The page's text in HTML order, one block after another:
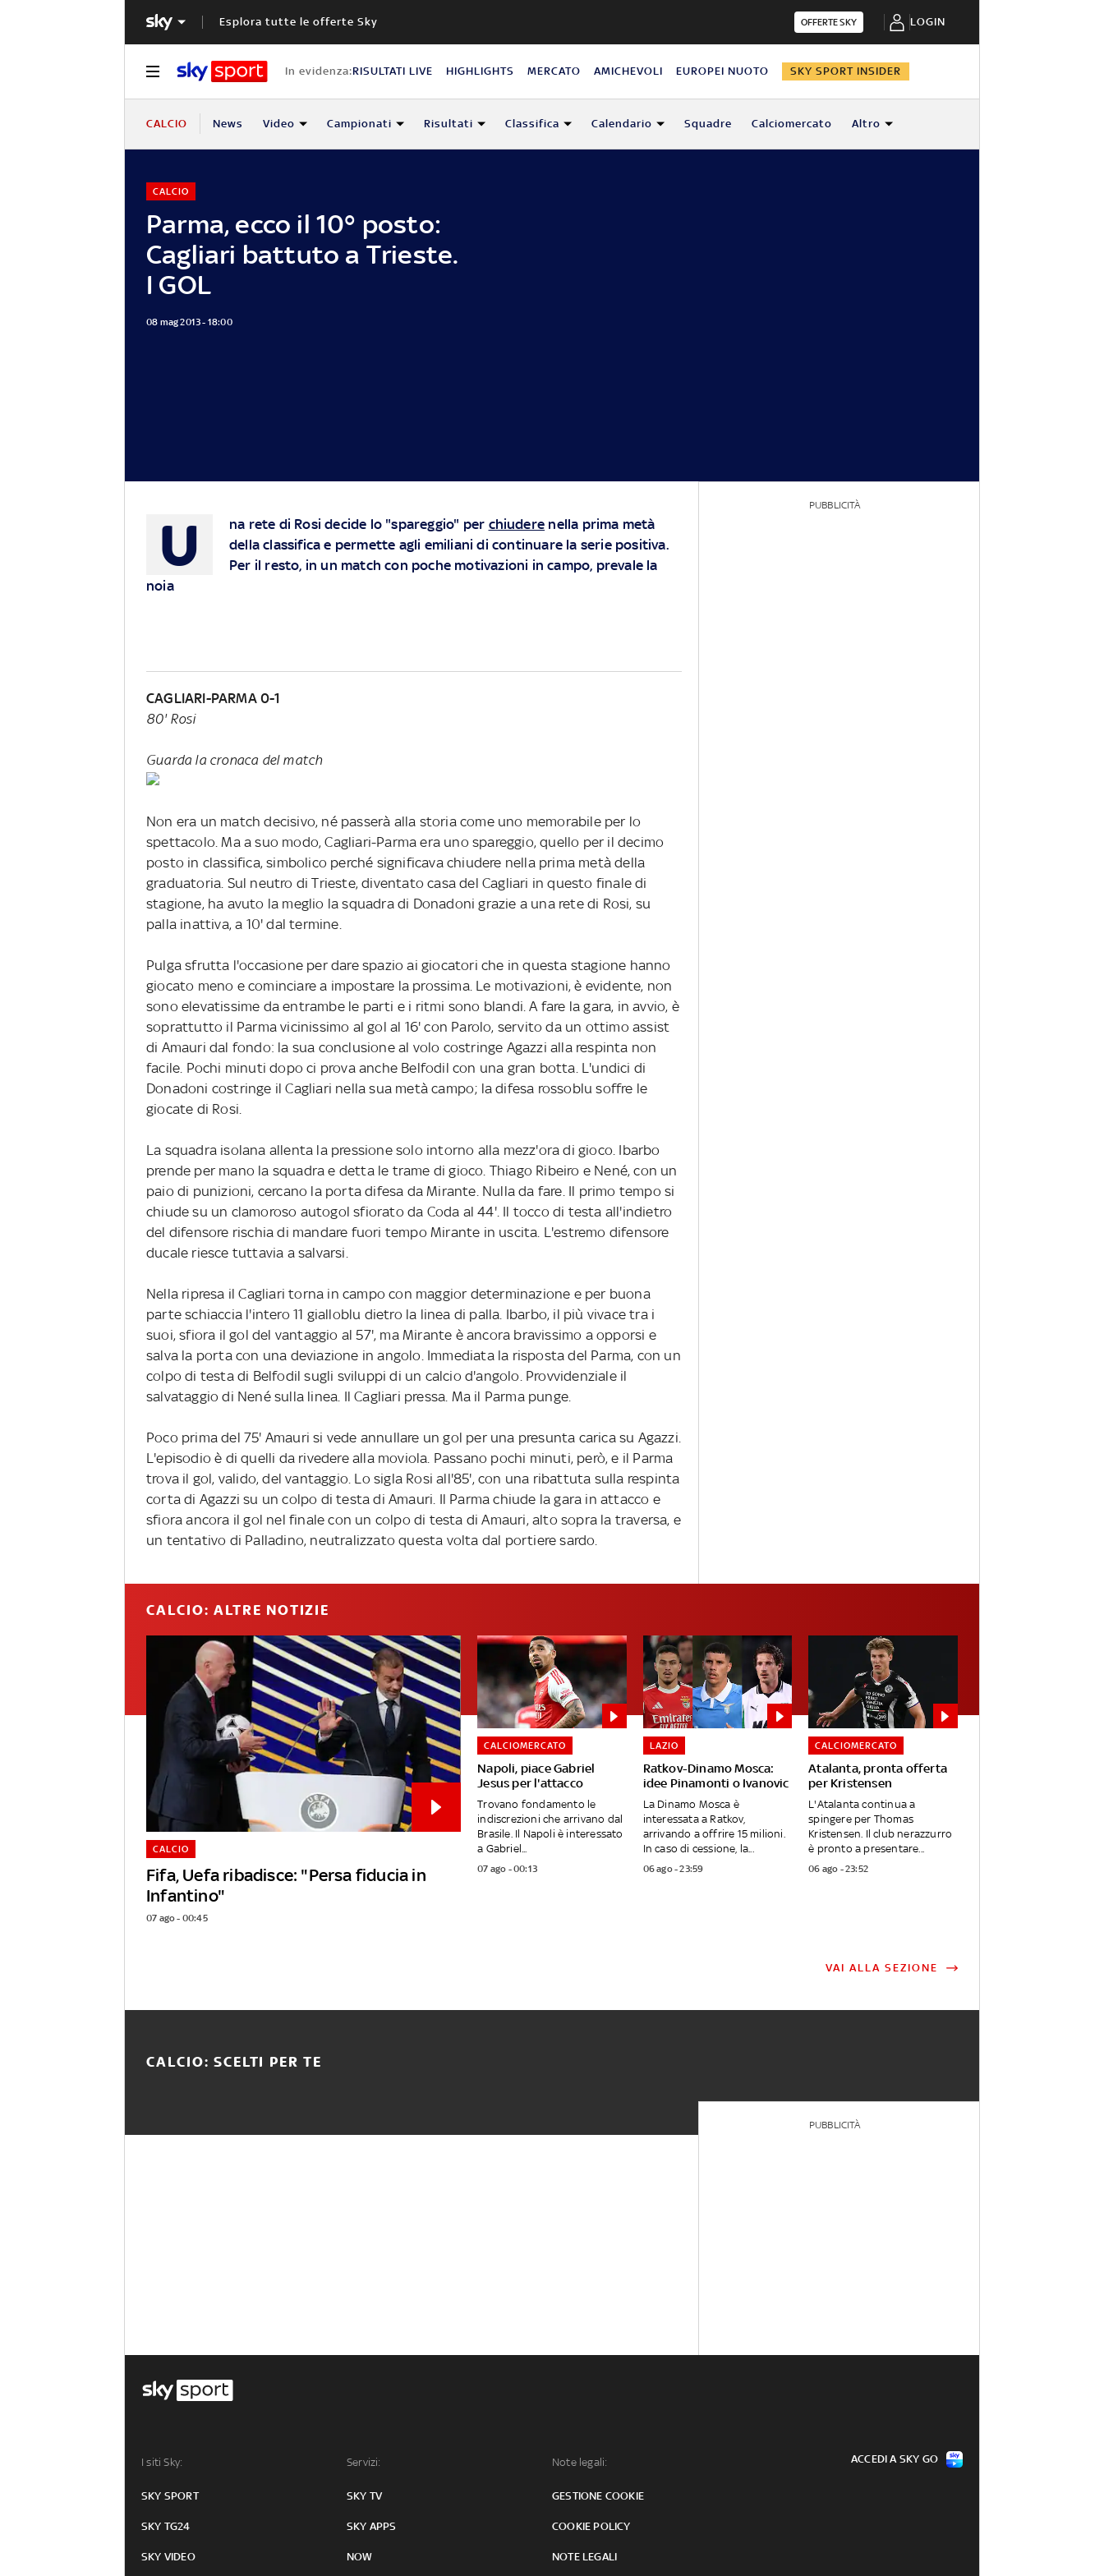
Esplora tutte le offerte Sky OFFERTE SKY LOGIN
In evidenza:RISULTATI LIVE HIGHLIGHTS MERCATO AMICHEVOLI EUROPEI NUOTO SKY SPORT INSIDER
CALCIO News Video Campionati Risultati Classifica Calendario Squadre Calciomercato Altro
Parma, ecco il 10° posto:
Cagliari battuto a Trieste.
I GOL
CALCIO
08 mag 2013 - 18:00
U na rete di Rosi decide lo "spareggio" per chiudere nella prima metà
della classifica e permette agli emiliani di continuare la serie positiva.
Per il resto, in un match con poche motivazioni in campo, prevale la
noia
CAGLIARI-PARMA 0-1
80' Rosi
Guarda la cronaca del match
Non era un match decisivo, né passerà alla storia come uno memorabile per lo
spettacolo. Ma a suo modo, Cagliari-Parma era uno spareggio, quello per il decimo
posto in classifica, simbolico perché significava chiudere nella prima metà della
graduatoria. Sul neutro di Trieste, diventato casa del Cagliari in questo finale di
stagione, ha avuto la meglio la squadra di Donadoni grazie a una rete di Rosi, su
palla inattiva, a 10' dal termine.
Pulga sfrutta l'occasione per dare spazio ai giocatori che in questa stagione hanno
giocato meno e cominciare a impostare la prossima. Le motivazioni, è evidente, non
sono elevatissime da entrambe le parti e i ritmi sono blandi. A fare la gara, in avvio, è
soprattutto il Parma vicinissimo al gol al 16' con Parolo, servito da un ottimo assist
di Amauri dal fondo: la sua conclusione al volo costringe Agazzi alla respinta non
facile. Pochi minuti dopo ci prova anche Belfodil con una gran botta. L'undici di
Donadoni costringe il Cagliari nella sua metà campo; la difesa rossoblu soffre le
giocate di Rosi.
La squadra isolana allenta la pressione solo intorno alla mezz'ora di gioco. Ibarbo
prende per mano la squadra e detta le trame di gioco. Thiago Ribeiro e Nené, con un
paio di punizioni, cercano la porta difesa da Mirante. Nulla da fare. Il primo tempo si
chiude su un clamoroso autogol sfiorato da Coda al 44'. Il tocco di testa all'indietro
del difensore rischia di mandare fuori tempo Mirante in uscita. L'estremo difensore
ducale riesce tuttavia a salvarsi.
Nella ripresa il Cagliari torna in campo con maggior determinazione e per buona
parte schiaccia l'intero 11 gialloblu dietro la linea di palla. Ibarbo, il più vivace tra i
suoi, sfiora il gol del vantaggio al 57', ma Mirante è ancora bravissimo a opporsi e
salva la porta con una deviazione in angolo. Immediata la risposta del Parma, con un
colpo di testa di Belfodil sugli sviluppi di un calcio d'angolo. Provvidenziale il
salvataggio di Nené sulla linea. Il Cagliari pressa. Ma il Parma punge.
Poco prima del 75' Amauri si vede annullare un gol per una presunta carica su Agazzi.
L'episodio è di quelli da rivedere alla moviola. Passano pochi minuti, però, e il Parma
trova il gol, valido, del vantaggio. Lo sigla Rosi all'85', con una ribattuta sulla respinta
corta di Agazzi su un colpo di testa di Amauri. Il Parma chiude la gara in attacco e
sfiora ancora il gol nel finale con un colpo di testa di Amauri, alto sopra la traversa, e
un tentativo di Palladino, neutralizzato questa volta dal portiere sardo.
PUBBLICITÀ
CALCIO: ALTRE NOTIZIE
Fifa, Uefa ribadisce: "Persa fiducia in
Infantino"
CALCIO
07 ago - 00:45
Napoli, piace Gabriel
Jesus per l'attacco
CALCIOMERCATO
Trovano fondamento le
indiscrezioni che arrivano dal
Brasile. Il Napoli è interessato
a Gabriel...
07 ago - 00:13
Ratkov-Dinamo Mosca:
idee Pinamonti o Ivanovic
LAZIO
La Dinamo Mosca è
interessata a Ratkov,
arrivando a offrire 15 milioni.
In caso di cessione, la...
06 ago - 23:59
Atalanta, pronta offerta
per Kristensen
CALCIOMERCATO
L'Atalanta continua a
spingere per Thomas
Kristensen. Il club nerazzurro
è pronto a presentare...
06 ago - 23:52
VAI ALLA SEZIONE
CALCIO: SCELTI PER TE
PUBBLICITÀ
I siti Sky:
SKY SPORT
SKY TG24
SKY VIDEO
Servizi:
SKY TV
SKY APPS
NOW
Note legali:
GESTIONE COOKIE
COOKIE POLICY
NOTE LEGALI
ACCEDI A SKY GO